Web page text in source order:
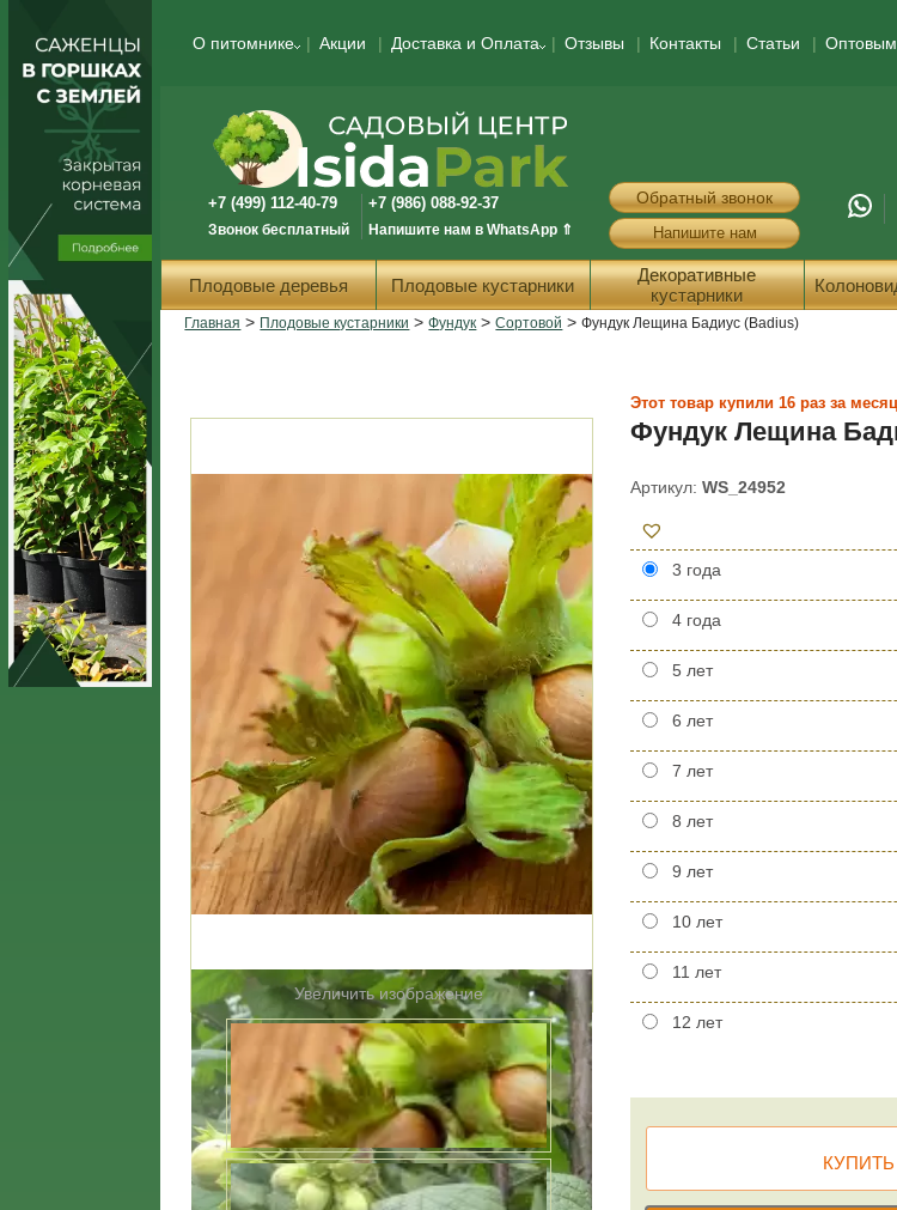
О питомнике Акции Доставка и Оплата Отзывы Контакты Статьи Оптовым
+7 (499) 112-40-79
Звонок бесплатный
+7 (986) 088-92-37
Напишите нам в WhatsApp ⇑
Обратный звонок
Напишите нам
Плодовые деревья Плодовые кустарники
Декоративные
кустарники
Главная > Плодовые кустарники >Фундук >Сортовой >Фундук Лещина Бадиус (Badius)
Увеличить изображение
Этот товар купили 16 раз за месяц
Фундук Лещина
Артикул:WS_24952
3 года
4 года
5 лет
6 лет
7 лет
8 лет
9 лет
10 лет
11 лет
12 лет